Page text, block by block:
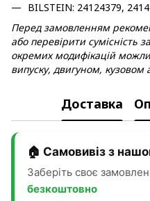
BILSTEIN: 24124379,
Перед замовленням
або перевірити сумісність
окремих модифікацій
випуску, двигуном, кузовом
Доставка
🏠 Самовивіз з
Заберіть своє
безкоштовно